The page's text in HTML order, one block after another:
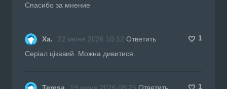
Спасибо за мнение
Ха. 22 июня 2026 10:12 Ответить
1
Серіал цікавий. Можна дивитися.
Teresa 19 июня 2026 08:25 Ответить
1